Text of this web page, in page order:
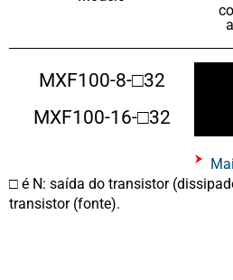
MXF100-8-□32
MXF100-16-□32
□ é N: saída do transistor
transistor (fonte).